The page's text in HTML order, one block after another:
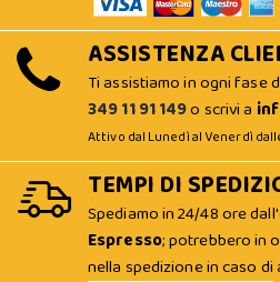
ASSISTENZA
Ti assistiamo in ogni fase
349 11 91 149o scrivi a
Attivo dal Lunedì al Venerdì
TEMPI DI
Spediamo in 24/48 ore
Espresso; potrebbero in
nella spedizione in caso